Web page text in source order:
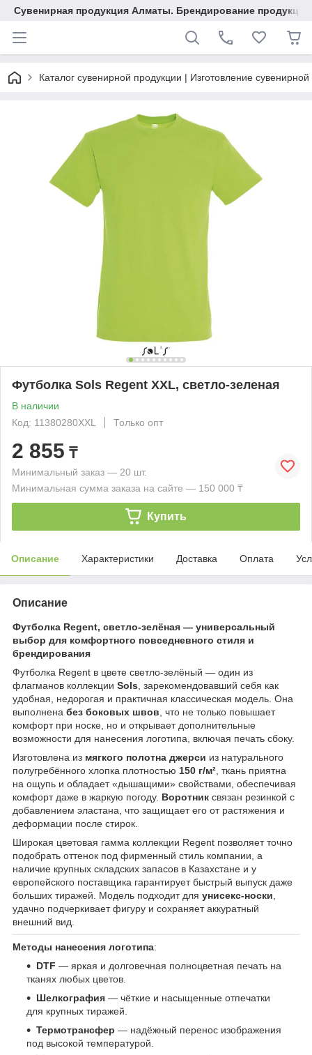
Сувенирная продукция Алматы. Брендирование
Каталог сувенирной продукции | Изготовление
Футболка Sols Regent XXL, светло-зеленая
В наличии
Код: 11380280XXL
Только опт
2 855 ₸
Минимальный заказ — 20 шт.
Минимальная сумма заказа на сайте — 150 000 ₸
Купить
Описание Характеристики Доставка Оплата
Описание
Футболка Regent, светло-зелёная — универсальный
выбор для комфортного повседневного стиля и
брендирования
Футболка Regent в цвете светло-зелёный — один из
флагманов коллекции Sols , зарекомендовавший себя как
удобная, недорогая и практичная классическая модель. Она
выполнена без боковых швов , что не только повышает
комфорт при носке, но и открывает дополнительные
возможности для нанесения логотипа, включая печать сбоку.
Изготовлена из мягкого полотна джерси из натурального
полугребённого хлопка плотностью 150 г/м² , ткань приятна
на ощупь и обладает «дышащими» свойствами, обеспечивая
комфорт даже в жаркую погоду. Воротник связан резинкой с
добавлением эластана, что защищает его от растяжения и
деформации после стирок.
Широкая цветовая гамма коллекции Regent позволяет точно
подобрать оттенок под фирменный стиль компании, а
наличие крупных складских запасов в Казахстане и у
европейского поставщика гарантирует быстрый выпуск даже
больших тиражей. Модель подходит для унисекс-носки
удачно подчеркивает фигуру и сохраняет аккуратный
внешний вид.
Методы нанесения логотипа:
DTF — яркая и долговечная полноцветная печать на
тканях любых цветов.
Шелкография — чёткие и насыщенные отпечатки
для крупных тиражей.
Термотрансфер — надёжный перенос изображения
под высокой температурой.